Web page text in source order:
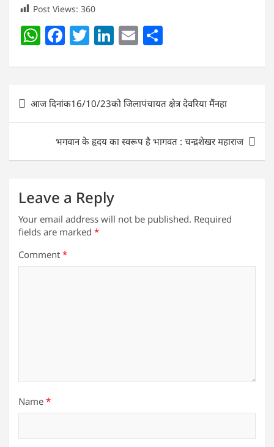
Post Views: 360
W
at
s
A
F
c
e
b
o
o
T
itt
er
Li
k
e
dI
n
E
ai
l
ar
e
Post
navigation
आज दिनांक16/10/23को जिलापंचायत क्षेत्र देवरिया मैंनहा
भगवान के हृदय का स्वरूप है भागवत : चन्द्रशेखर महाराज
Leave a Reply
Your email address will not be published. Required
fields are marked *
Comment *
Name *